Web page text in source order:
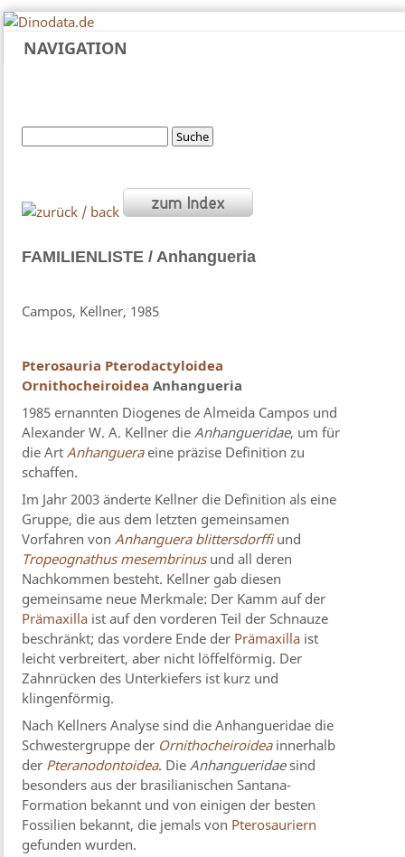
NAVIGATION
FAMILIENLISTE / Anhangueria
Campos, Kellner, 1985
Pterosauria Pterodactyloidea
Ornithocheiroidea Anhangueria
1985 ernannten Diogenes de Almeida Campos und
Alexander W. A. Kellner dieAnhangueridae, um für
die ArtAnhangueraeine präzise Definition zu
schaffen.
Im Jahr 2003 änderte Kellner die Definition als eine
Gruppe, die aus dem letzten gemeinsamen
Vorfahren vonAnhanguera blittersdorffiund
Tropeognathus mesembrinusund all deren
Nachkommen besteht. Kellner gab diesen
gemeinsame neue Merkmale: Der Kamm auf der
Prämaxilla ist auf den vorderen Teil der Schnauze
beschränkt; das vordere Ende der Prämaxilla ist
leicht verbreitert, aber nicht löffelförmig. Der
Zahnrücken des Unterkiefers ist kurz und
klingenförmig.
Nach Kellners Analyse sind die Anhangueridae die
Schwestergruppe der Ornithocheiroideainnerhalb
der Pteranodontoidea. DieAnhangueridaesind
besonders aus der brasilianischen Santana-
Formation bekannt und von einigen der besten
Fossilien bekannt, die jemals von Pterosauriern
gefunden wurden.